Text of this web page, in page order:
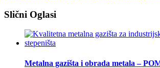
Slični Oglasi
Metalna gazišta i obrada metala –